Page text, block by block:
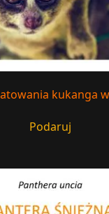
kukanga
Podaruj